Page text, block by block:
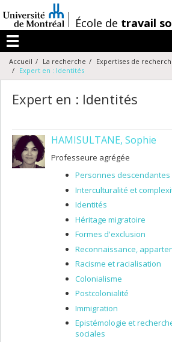
au
contenu
/École de travail
Menu
Accueil La recherche
Expertises de
Expert en : Identités
Expert en : Identités
HAMISULTANE, Sophie
Professeure agrégée
Personnes descendantes
Interculturalité et
Identités
Héritage migratoire
Formes d'exclusion
Reconnaissance,
Racisme et racialisation
Colonialisme
Postcolonialité
Immigration
Epistémologie et
sociales